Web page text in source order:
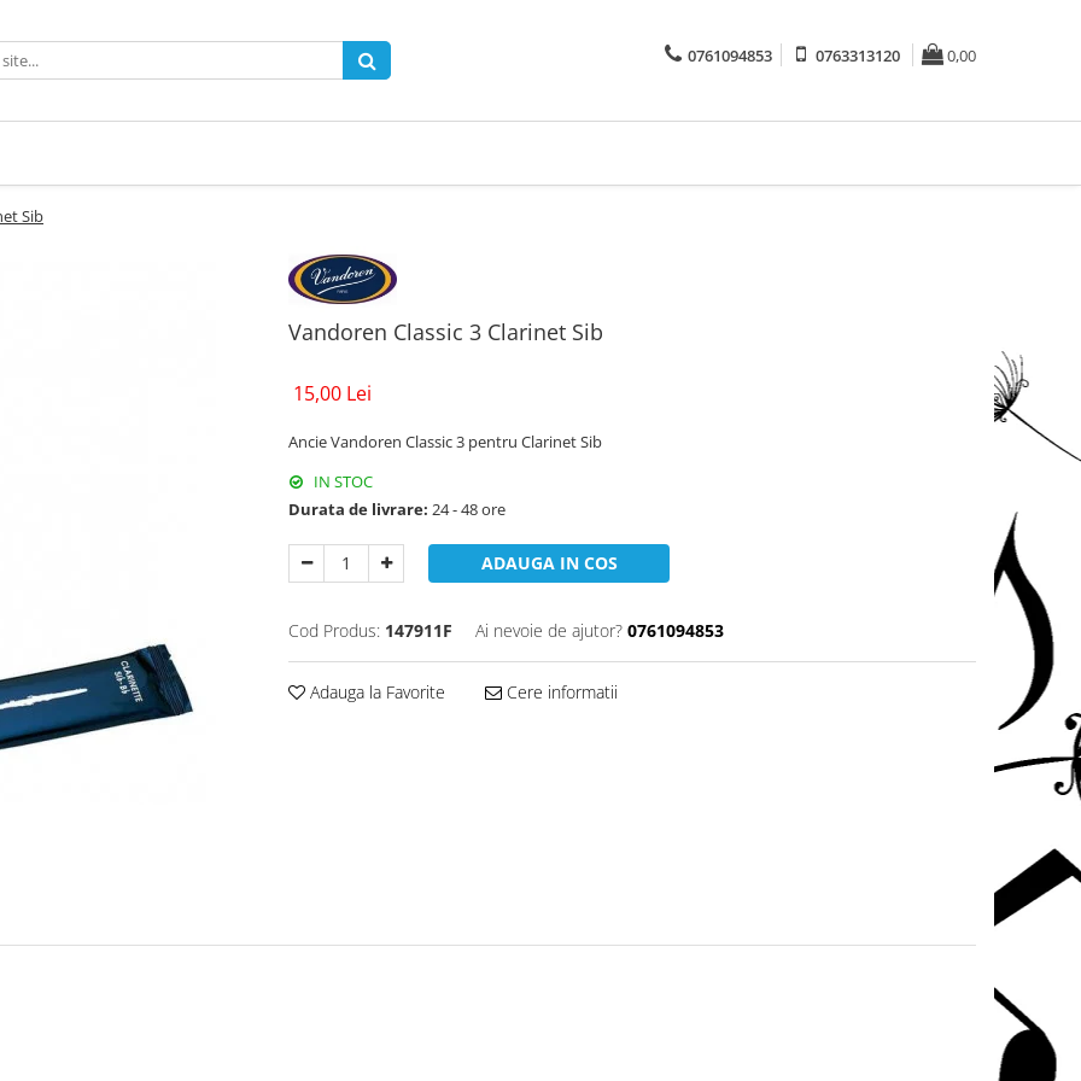
0761094853 0763313120 0,00
Sib
Vandoren Classic 3 Clarinet Sib
15,00 Lei
Ancie Vandoren Classic 3 pentru Clarinet Sib
IN STOC
Durata de livrare: 24 - 48 ore
ADAUGA IN COS
Cod Produs: 147911F Ai nevoie de ajutor? 0761094853
Adauga la Favorite Cere informatii